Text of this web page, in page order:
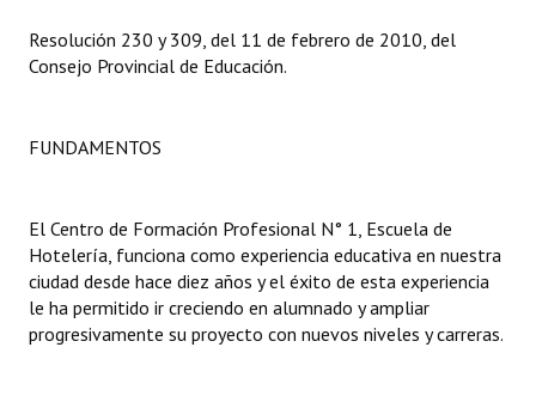
Digesto
DOCUMENTOS
Proyectos Presentados
Dictámenes Asesoría Letrada
Actas de Sesión
Resolución 230 y 309, del 11 de febrero de 2010, del
Consejo Provincial de Educación.
FUNDAMENTOS
El Centro de Formación Profesional N° 1, Escuela de
Hotelería, funciona como experiencia educativa en nuestra
ciudad desde hace diez años y el éxito de esta experiencia
le ha permitido ir creciendo en alumnado y ampliar
progresivamente su proyecto con nuevos niveles y carreras.